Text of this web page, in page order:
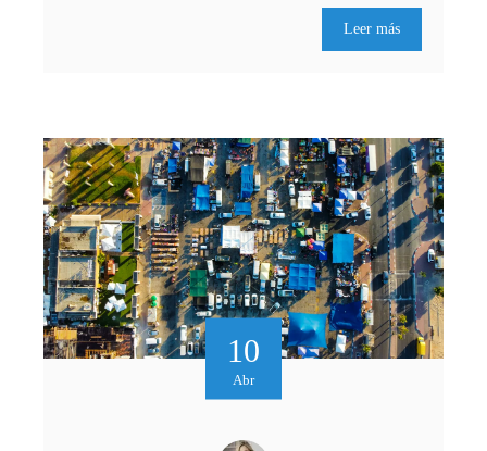
Leer más
10
Abr